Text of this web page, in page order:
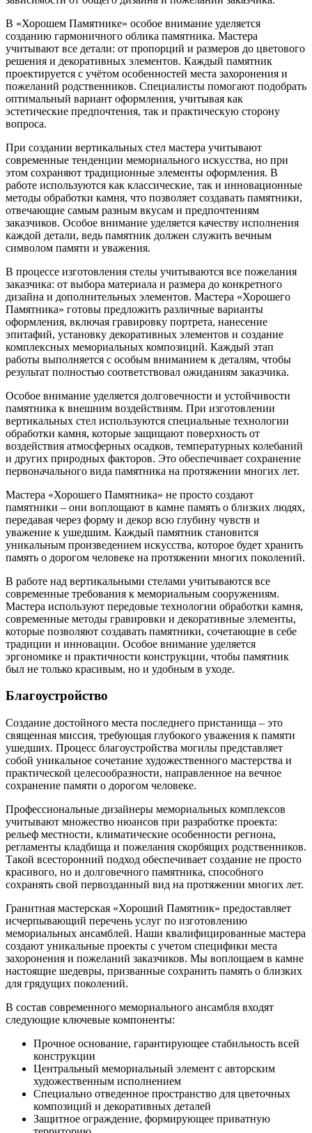
В «Хорошем Памятнике» особое внимание уделяется
созданию гармоничного облика памятника. Мастера
учитывают все детали: от пропорций и размеров до цветового
решения и декоративных элементов. Каждый памятник
проектируется с учётом особенностей места захоронения и
пожеланий родственников. Специалисты помогают подобрать
оптимальный вариант оформления, учитывая как
эстетические предпочтения, так и практическую сторону
вопроса.
При создании вертикальных стел мастера учитывают
современные тенденции мемориального искусства, но при
этом сохраняют традиционные элементы оформления. В
работе используются как классические, так и инновационные
методы обработки камня, что позволяет создавать памятники,
отвечающие самым разным вкусам и предпочтениям
заказчиков. Особое внимание уделяется качеству исполнения
каждой детали, ведь памятник должен служить вечным
символом памяти и уважения.
В процессе изготовления стелы учитываются все пожелания
заказчика: от выбора материала и размера до конкретного
дизайна и дополнительных элементов. Мастера «Хорошего
Памятника» готовы предложить различные варианты
оформления, включая гравировку портрета, нанесение
эпитафий, установку декоративных элементов и создание
комплексных мемориальных композиций. Каждый этап
работы выполняется с особым вниманием к деталям, чтобы
результат полностью соответствовал ожиданиям заказчика.
Особое внимание уделяется долговечности и устойчивости
памятника к внешним воздействиям. При изготовлении
вертикальных стел используются специальные технологии
обработки камня, которые защищают поверхность от
воздействия атмосферных осадков, температурных колебаний
и других природных факторов. Это обеспечивает сохранение
первоначального вида памятника на протяжении многих лет.
Мастера «Хорошего Памятника» не просто создают
памятники – они воплощают в камне память о близких людях,
передавая через форму и декор всю глубину чувств и
уважение к ушедшим. Каждый памятник становится
уникальным произведением искусства, которое будет хранить
память о дорогом человеке на протяжении многих поколений.
В работе над вертикальными стелами учитываются все
современные требования к мемориальным сооружениям.
Мастера используют передовые технологии обработки камня,
современные методы гравировки и декоративные элементы,
которые позволяют создавать памятники, сочетающие в себе
традиции и инновации. Особое внимание уделяется
эргономике и практичности конструкции, чтобы памятник
был не только красивым, но и удобным в уходе.
Благоустройство
Создание достойного места последнего пристанища – это
священная миссия, требующая глубокого уважения к памяти
ушедших. Процесс благоустройства могилы представляет
собой уникальное сочетание художественного мастерства и
практической целесообразности, направленное на вечное
сохранение памяти о дорогом человеке.
Профессиональные дизайнеры мемориальных комплексов
учитывают множество нюансов при разработке проекта:
рельеф местности, климатические особенности региона,
регламенты кладбища и пожелания скорбящих родственников.
Такой всесторонний подход обеспечивает создание не просто
красивого, но и долговечного памятника, способного
сохранять свой первозданный вид на протяжении многих лет.
Гранитная мастерская «Хороший Памятник» предоставляет
исчерпывающий перечень услуг по изготовлению
мемориальных ансамблей. Наши квалифицированные мастера
создают уникальные проекты с учетом специфики места
захоронения и пожеланий заказчиков. Мы воплощаем в камне
настоящие шедевры, призванные сохранить память о близких
для грядущих поколений.
В состав современного мемориального ансамбля входят
следующие ключевые компоненты:
Прочное основание, гарантирующее стабильность всей
конструкции
Центральный мемориальный элемент с авторским
художественным исполнением
Специально отведенное пространство для цветочных
композиций и декоративных деталей
Защитное ограждение, формирующее приватную